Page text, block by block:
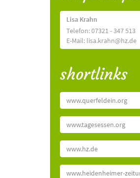
Lisa Krahn
Telefon: 07321 - 347 513
E-Mail: lisa.krahn@hz.de
shortlinks
www.querfeldein.org
www.tagesessen.org
www.hz.de
www.heidenheimer-